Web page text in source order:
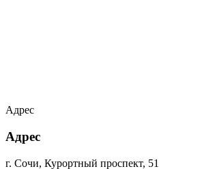
Адрес
Адрес
г. Сочи, Курортный проспект, 51